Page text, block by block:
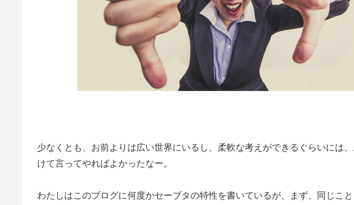
少なくとも、お前よりは広い世界にいるし、柔軟な考えができるぐらいには
けて言ってやればよかったなー。
わたしはこのブログに何度かセーブタの特性を書いているが、まず、同じこ